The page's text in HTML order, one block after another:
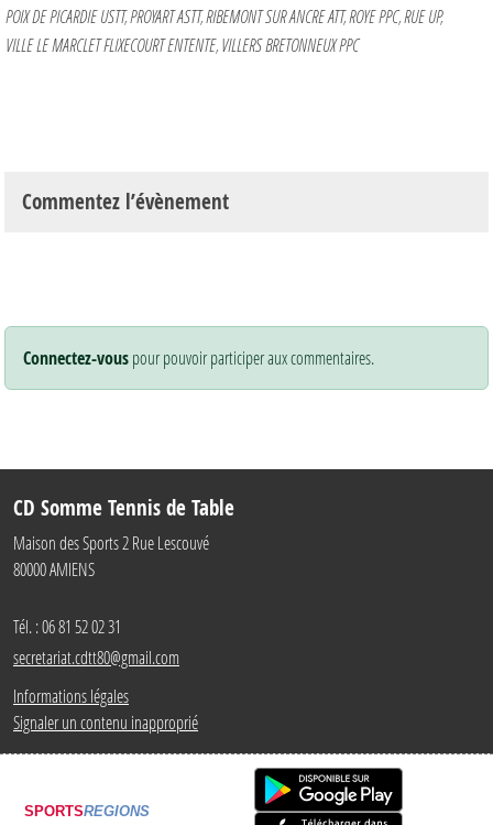
POIX DE PICARDIE USTT PROYART ASTT RIBEMONT SUR ANCRE ATT ROYE PPC RUE UP
VILLE LE MARCLET FLIXECOURT ENTENTE VILLERS BRETONNEUX PPC
Commentez l’évènement
Connectez-vouspour pouvoir participer aux commentaires.
CD Somme Tennis de Table
Maison des Sports 2 Rue Lescouvé
80000AMIENS
Tél. :06 81 52 02 31
secretariat.cdtt80@gmail.com
Informations légales
Signaler un contenu inapproprié
SPORTSREGIONS